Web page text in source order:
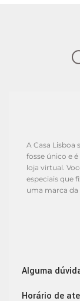
A Casa Lisboa
fosse único e
loja virtual.
especiais que
uma marca da
Alguma
Horário de